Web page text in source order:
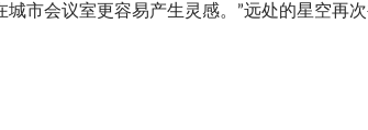
市会议室更容易产生灵感。”远处的星空再